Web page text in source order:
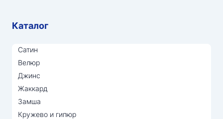
Каталог
Сатин
Велюр
Джинс
Жаккард
Замша
Кружево и гипюр